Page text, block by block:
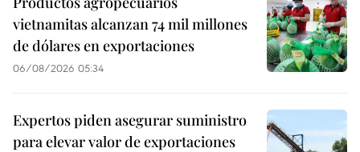
vietnamitas alcanzan 74 mil millones
de dólares en exportaciones
06/08/2026 05:34
Expertos piden asegurar suministro
para elevar valor de exportaciones